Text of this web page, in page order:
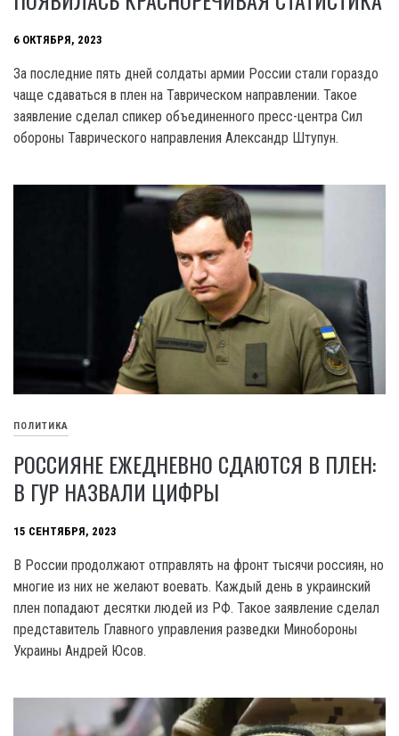
6 ОКТЯБРЯ, 2023
За последние пять дней солдаты армии России стали гораздо
чаще сдаваться в плен на Таврическом направлении. Такое
заявление сделал спикер объединенного пресс-центра Сил
обороны Таврического направления Александр Штупун.
ПОЛИТИКА
РОССИЯНЕ ЕЖЕДНЕВНО СДАЮТСЯ В ПЛЕН:
В ГУР НАЗВАЛИ ЦИФРЫ
15 СЕНТЯБРЯ, 2023
В России продолжают отправлять на фронт тысячи россиян, но
многие из них не желают воевать. Каждый день в украинский
плен попадают десятки людей из РФ. Такое заявление сделал
представитель Главного управления разведки Минобороны
Украины Андрей Юсов.